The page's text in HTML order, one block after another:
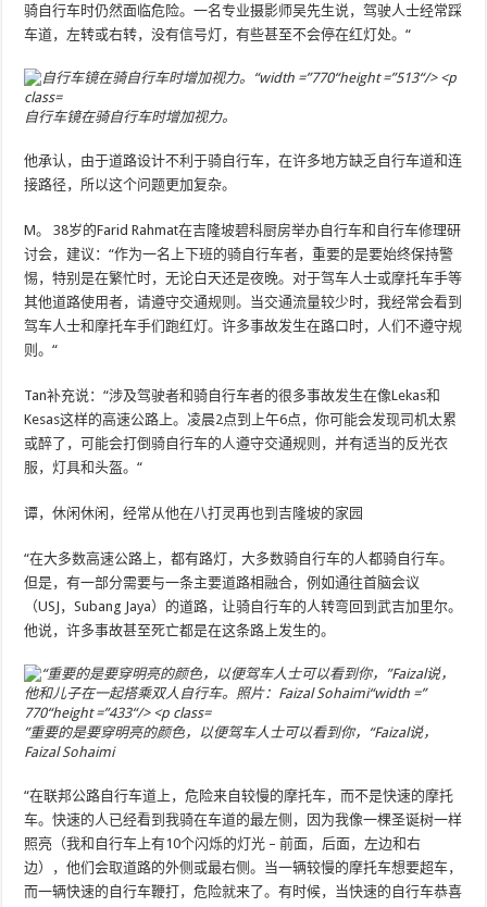
骑自行车时仍然面临危险。一名专业摄影师吴先生说，驾驶人士经常踩
车道，左转或右转，没有信号灯，有些甚至不会停在红灯处。“
自行车镜在骑自行车时增加视力。
他承认，由于道路设计不利于骑自行车，在许多地方缺乏自行车道和连
接路径，所以这个问题更加复杂。
M。 38岁的Farid Rahmat在吉隆坡碧科厨房举办自行车和自行车修理研
讨会，建议：“作为一名上下班的骑自行车者，重要的是要始终保持警
惕，特别是在繁忙时，无论白天还是夜晚。对于驾车人士或摩托车手等
其他道路使用者，请遵守交通规则。当交通流量较少时，我经常会看到
驾车人士和摩托车手们跑红灯。许多事故发生在路口时，人们不遵守规
则。“
Tan补充说：“涉及驾驶者和骑自行车者的很多事故发生在像Lekas和
Kesas这样的高速公路上。凌晨2点到上午6点，你可能会发现司机太累
或醉了，可能会打倒骑自行车的人遵守交通规则，并有适当的反光衣
服，灯具和头盔。“
谭，休闲休闲，经常从他在八打灵再也到吉隆坡的家园
“在大多数高速公路上，都有路灯，大多数骑自行车的人都骑自行车。
但是，有一部分需要与一条主要道路相融合，例如通往首脑会议
（USJ，Subang Jaya）的道路，让骑自行车的人转弯回到武吉加里尔。
他说，许多事故甚至死亡都是在这条路上发生的。
”重要的是要穿明亮的颜色，以便驾车人士可以看到你，“Faizal说，
Faizal Sohaimi
“在联邦公路自行车道上，危险来自较慢的摩托车，而不是快速的摩托
车。快速的人已经看到我骑在车道的最左侧，因为我像一棵圣诞树一样
照亮（我和自行车上有10个闪烁的灯光 – 前面，后面，左边和右
边），他们会取道路的外侧或最右侧。当一辆较慢的摩托车想要超车，
而一辆快速的自行车鞭打，危险就来了。有时候，当快速的自行车恭喜